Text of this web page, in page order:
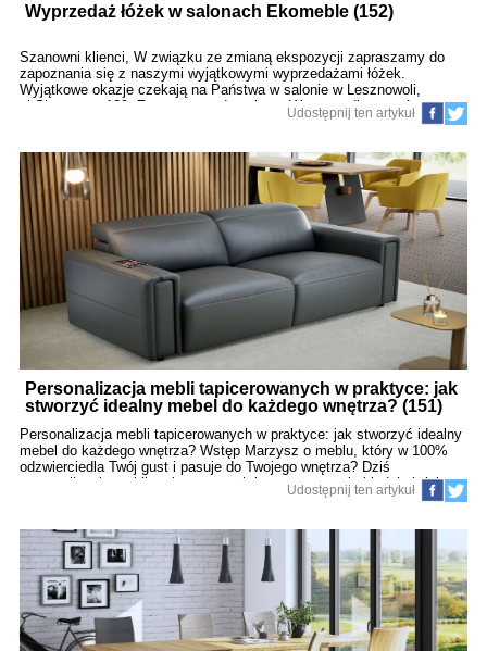
Wyprzedaż łóżek w salonach Ekomeble (152)
Szanowni klienci, W związku ze zmianą ekspozycji zapraszamy do
zapoznania się z naszymi wyjątkowymi wyprzedażami łóżek.
Wyjątkowe okazje czekają na Państwa w salonie w Lesznowoli,
ul.Słoneczna 129. Zapraszamy do salonu. W przypadku pytań
Udostępnij ten artykuł
Personalizacja mebli tapicerowanych w praktyce: jak
stworzyć idealny mebel do każdego wnętrza? (151)
Personalizacja mebli tapicerowanych w praktyce: jak stworzyć idealny
mebel do każdego wnętrza? Wstęp Marzysz o meblu, który w 100%
odzwierciedla Twój gust i pasuje do Twojego wnętrza? Dziś
personalizacja mebli tapicerowanych jest prostsza niż kiedykolwiek.
Dzięki zaawansowanym rozwiązaniom możesz samodzielnie
funkcje, aż po kolor nici. Dowiedz się, jak krok po kroku
spersonalizować kanapę, narożnik czy fotel, aby były nie tylko
wygodne, ale i wyjątkowe. 1. Personalizacja tkaniny – od faktury po
odporność Tkanina to nie tylko kolor, ale również faktura i właściwości
użytkowe. Przy personalizacji możesz wybrać: gładkie mikrofazy,
welury o głębokim połysku, plecionki o wyrazistej strukturze, skóry
naturalne i ekologiczne. Warto zwrócić uwagę na parametry, jak odp
Udostępnij ten artykuł